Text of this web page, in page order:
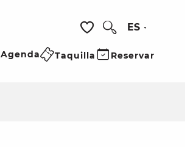
Voir les favoris
ES
Agenda Taquilla Reservar